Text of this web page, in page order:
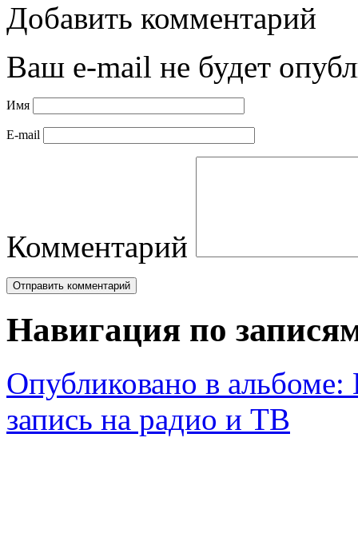
Добавить комментарий
Ваш e-mail не будет
Имя
E-mail
Комментарий
Навигация по
Опубликовано в альбоме:
запись на радио и ТВ